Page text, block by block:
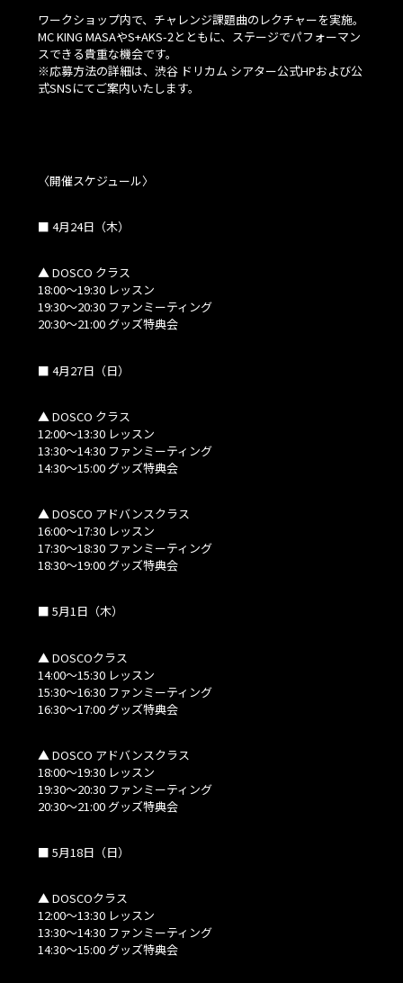
ワークショップ内で、チャレンジ課題曲のレクチャーを実施。
MC KING MASAやS+AKS-2とともに、ステージでパフォーマン
スできる貴重な機会です。
※応募方法の詳細は、渋谷 ドリカム シアター公式HPおよび公
式SNSにてご案内いたします。
〈開催スケジュール〉
■ 4月24日（木）
▲ DOSCO クラス
18:00～19:30 レッスン
19:30～20:30 ファンミーティング
20:30～21:00 グッズ特典会
■ 4月27日（日）
▲ DOSCO クラス
12:00～13:30 レッスン
13:30～14:30 ファンミーティング
14:30～15:00 グッズ特典会
▲ DOSCO アドバンスクラス
16:00～17:30 レッスン
17:30～18:30 ファンミーティング
18:30～19:00 グッズ特典会
■ 5月1日（木）
▲ DOSCOクラス
14:00～15:30 レッスン
15:30～16:30 ファンミーティング
16:30～17:00 グッズ特典会
▲ DOSCO アドバンスクラス
18:00～19:30 レッスン
19:30～20:30 ファンミーティング
20:30～21:00 グッズ特典会
■ 5月18日（日）
▲ DOSCOクラス
12:00～13:30 レッスン
13:30～14:30 ファンミーティング
14:30～15:00 グッズ特典会